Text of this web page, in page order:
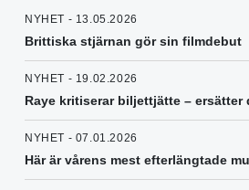
NYHET - 13.05.2026
Brittiska stjärnan gör sin filmdebut
NYHET - 19.02.2026
Raye kritiserar biljettjätte – ersätter
NYHET - 07.01.2026
Här är vårens mest efterlängtade